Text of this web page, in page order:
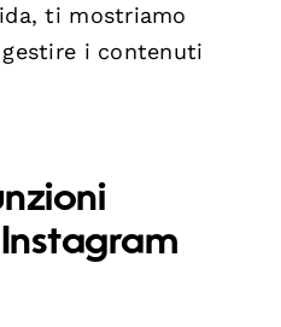
ti mostriamo
i contenuti